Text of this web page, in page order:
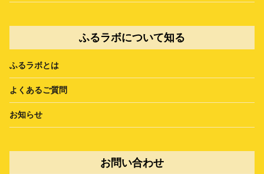
ふるラボについて知る
ふるラボとは
よくあるご質問
お知らせ
お問い合わせ